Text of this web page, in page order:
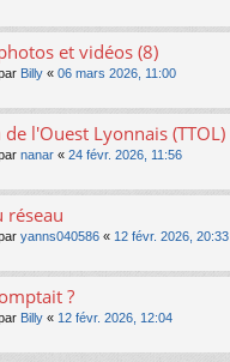
et vidéos (8)
Billy « 06 mars 2026, 11:00
l'Ouest Lyonnais (TTOL)
nanar « 24 févr. 2026, 11:56
réseau
yanns040586 « 12 févr. 2026, 20:33
?
Billy « 12 févr. 2026, 12:04